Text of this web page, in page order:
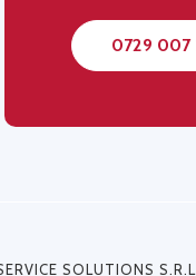
0729 007
SOLUTIONS